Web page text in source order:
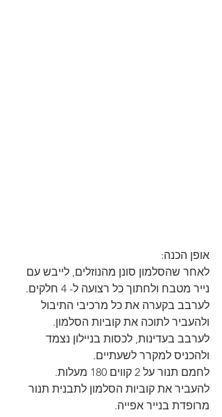
אופן הכנה:
לאחר שהסלמון סונן מהנוזלים, לייבש עם
נייר מטבח ולחתוך כל רצועה ל- 4 חלקים.
לערבב בקערה את כל מרכיבי התיבול
ולהעביר לתוכה את קוביות הסלמון.
לערבב בעדינות, לכסות בניילון נצמד
ולהכניס למקרר לשעתיים.
לחמם תנור על 2 קווים 180 מעלות.
להעביר את קוביות הסלמון לתבנית תנור
מרופדת בנייר אפייה.